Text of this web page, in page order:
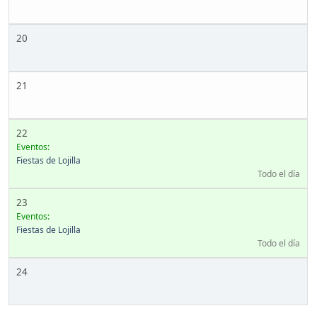
20
21
22
Eventos:
Fiestas de Lojilla
Todo el día
23
Eventos:
Fiestas de Lojilla
Todo el día
24